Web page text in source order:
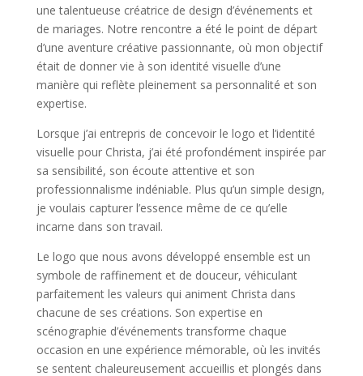
une talentueuse créatrice de design d’événements et
de mariages. Notre rencontre a été le point de départ
d’une aventure créative passionnante, où mon objectif
était de donner vie à son identité visuelle d’une
manière qui reflète pleinement sa personnalité et son
expertise.
Lorsque j’ai entrepris de concevoir le logo et l’identité
visuelle pour Christa, j’ai été profondément inspirée par
sa sensibilité, son écoute attentive et son
professionnalisme indéniable. Plus qu’un simple design,
je voulais capturer l’essence même de ce qu’elle
incarne dans son travail.
Le logo que nous avons développé ensemble est un
symbole de raffinement et de douceur, véhiculant
parfaitement les valeurs qui animent Christa dans
chacune de ses créations. Son expertise en
scénographie d’événements transforme chaque
occasion en une expérience mémorable, où les invités
se sentent chaleureusement accueillis et plongés dans